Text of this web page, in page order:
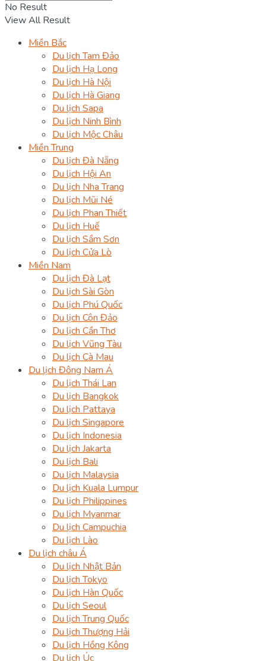
No Result
View All Result
Miền Bắc
Du lịch Tam Đảo
Du lịch Hạ Long
Du lịch Hà Nội
Du lịch Hà Giang
Du lịch Sapa
Du lịch Ninh Bình
Du lịch Mộc Châu
Miền Trung
Du lịch Đà Nẵng
Du lịch Hội An
Du lịch Nha Trang
Du lịch Mũi Né
Du lịch Phan Thiết
Du lịch Huế
Du lịch Sầm Sơn
Du lịch Cửa Lò
Miền Nam
Du lịch Đà Lạt
Du lịch Sài Gòn
Du lịch Phú Quốc
Du lịch Côn Đảo
Du lịch Cần Thơ
Du lịch Vũng Tàu
Du lịch Cà Mau
Du lịch Đông Nam Á
Du lịch Thái Lan
Du lịch Bangkok
Du lịch Pattaya
Du lịch Singapore
Du lịch Indonesia
Du lịch Jakarta
Du lịch Bali
Du lịch Malaysia
Du lịch Kuala Lumpur
Du lịch Philippines
Du lịch Myanmar
Du lịch Campuchia
Du lịch Lào
Du lịch châu Á
Du lịch Nhật Bản
Du lịch Tokyo
Du lịch Hàn Quốc
Du lịch Seoul
Du lịch Trung Quốc
Du lịch Thượng Hải
Du lịch Hồng Kông
Du lịch Úc